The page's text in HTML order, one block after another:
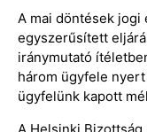
A mai döntések jogi
egyszerűsített
iránymutató
három ügyfele
ügyfelünk kapott
A Helsinki Bizottság